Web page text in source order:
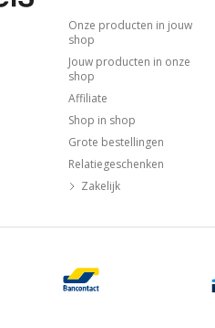
Onze producten in jouw
shop
Jouw producten in onze
shop
Affiliate
Shop in shop
Grote bestellingen
Relatiegeschenken
Zakelijk